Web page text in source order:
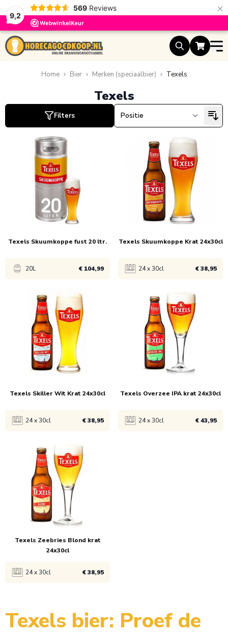
9,2
569 Reviews ×
Ga naar de inhoud
Home Bier Merken (speciaalbier) Texels
Texels
Filters
Texels Skuumkoppe fust 20 ltr.
20L € 104,99
Bekijk product
€ 106,99
€ 104,99
Texels Skuumkoppe Krat 24x30cl
24 x 30cl € 38,95
Bekijk product
€ 39,95
€ 38,95
Texels Skiller Wit Krat 24x30cl
24 x 30cl € 38,95
Bekijk product
€ 39,95
€ 38,95
Texels Overzee IPA krat 24x30cl
24 x 30cl € 43,95
Texels Zeebries Blond krat
24x30cl
24 x 30cl € 38,95
Texels bier: Proef de